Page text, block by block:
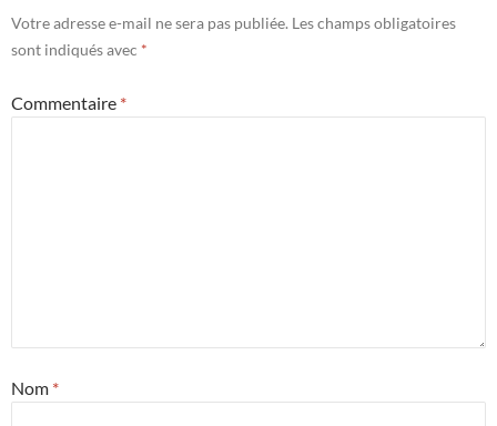
Votre adresse e-mail ne sera pas publiée. Les champs obligatoires
sont indiqués avec *
Commentaire *
Nom *